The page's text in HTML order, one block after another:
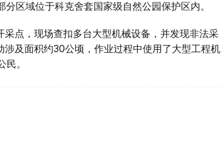
区域位于科克舍套国家级自然公园保护区内。
采点，现场查扣多台大型机械设备，并发现非法采
及面积约30公顷，作业过程中使用了大型工程机
。